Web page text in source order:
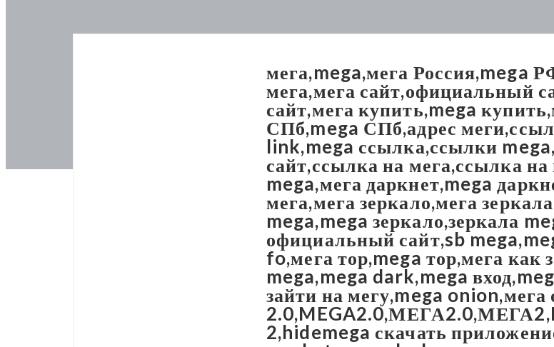
мега,mega,мега Россия,mega
мега,мега сайт,официальный
сайт,мега купить,mega
СПб,mega СПб,адрес
link,mega ссылка,ссылки
сайт,ссылка на мега,ссылка на
mega,мега даркнет,mega
мега,мега зеркало,мега
mega,mega зеркало,зеркала
официальный сайт,sb
fo,мега тор,mega тор,мега как
mega,mega dark,mega
зайти на мегу,mega onion,мега
2,hidemega скачать